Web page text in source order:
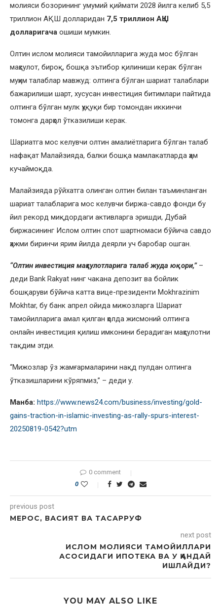
молияси бозорининг умумий қиймати 2028 йилга келиб 5,5
триллион АҚШ долларидан 7,5 триллион АҚШ
долларигача ошиши мумкин.
Олтин ислом молияси тамойилларига жуда мос бўлган
маҳсулот, бироқ, бошқа эътибор қилиниши керак бўлган
муҳим талаблар мавжуд: олтинга бўлган шариат талаблари
бажарилиши шарт, хусусан инвестиция битимлари пайтида
олтинга бўлган мулк ҳуқуқи бир томондан иккинчи
томонга дарҳол ўтказилиши керак.
Шариатга мос келувчи олтин амалиётларига бўлган талаб
нафақат Малайзияда, балки бошқа мамлакатларда ҳам
кучаймоқда.
Малайзияда рўйхатга олинган олтин билан таъминланган
шариат талабларига мос келувчи биржа-савдо фонди бу
йил рекорд миқдордаги активларга эришди, Дубай
биржасининг Ислом олтин спот шартномаси бўйича савдо
ҳажми биринчи ярим йилда деярли уч баробар ошган.
“Олтин инвестиция маҳсулотларига талаб жуда юқори,”–
деди Bank Rakyat нинг чакана депозит ва бойлик
бошқаруви бўйича катта вице-президенти Mokhrazinim
Mokhtar, бу банк апрел ойида мижозларга Шариат
тамойилларига амал қилган ҳолда жисмоний олтинга
онлайн инвестиция қилиш имконини берадиган маҳсулотни
тақдим этди.
“Мижозлар ўз жамғармаларини нақд пулдан олтинга
ўтказишларини кўряпмиз,” – деди у.
Манба: https://www.news24.com/business/investing/gold-
gains-traction-in-islamic-investing-as-rally-spurs-interest-
20250819-0542?utm
0 comment
0
previous post
МЕРОС, ВАСИЯТ ВА ТАСАРРУФ
next post
ИСЛОМ МОЛИЯСИ ТАМОЙИЛЛАРИ
АСОСИДАГИ ИПОТЕКА ВА У ҚАНДАЙ
ИШЛАЙДИ?
YOU MAY ALSO LIKE